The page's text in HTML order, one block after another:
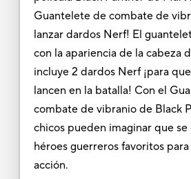
Guantelete de combate de
lanzar dardos Nerf! El
con la apariencia de la cabeza
incluye 2 dardos Nerf ¡para
lancen en la batalla! Con el
combate de vibranio de Black
chicos pueden imaginar que
héroes guerreros favoritos para
acción.